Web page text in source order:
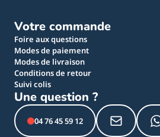
Votre commande
Foire aux questions
Modes de paiement
Modes de livraison
Conditions de retour
Suivi colis
Une question ?
04 76 45 59 12